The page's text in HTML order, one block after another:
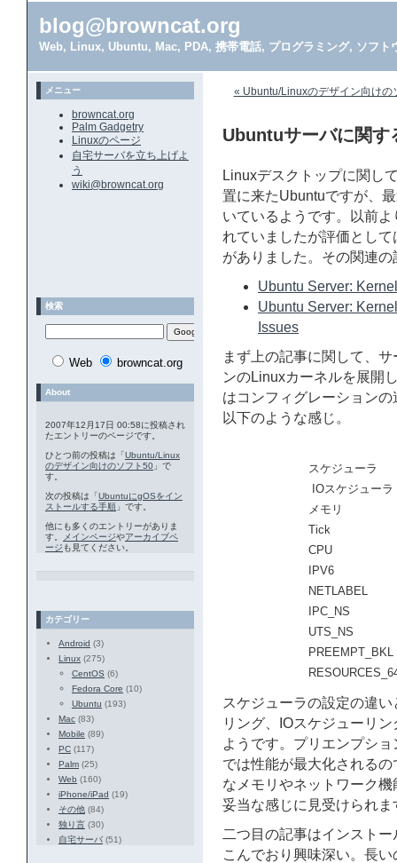
blog@browncat.org
Web, Linux, Ubuntu, Mac, PDA, 携帯電話, プログラミング, ソフト
« Ubuntu/Linuxのデザイン向けの
Ubuntuサーバに関す
Linuxデスクトップに関し
置に来たUbuntuですが、
いているようです。以前
れていましたが評価とし
がありました。その関連
Ubuntu Server:
Ubuntu Server:
Issues
まず上の記事に関して、
ンのLinuxカーネルを展開
はコンフィグレーション
以下のような感じ。
スケジューラ
IOスケジューラ
メモリ
Tick
CPU
IPV6
NETLABEL
IPC_NS
UTS_NS
PREEMPT_BKL
スケジューラの設定の違
リング、IOスケジューリ
ようです。プリエンプシ
では性能が最大化される
なメモリやネットワーク
妥当な感じに見受けられま
二つ目の記事はインスト
こんでおり興味深い。長
メニュー
browncat.org
Palm Gadgetry
Linuxのページ
自宅サーバを立ち上げよ
う
wiki@browncat.org
検索
Web browncat.org
About
2007年12月17日 00:58に投稿され
たエントリーのページです。
ひとつ前の投稿は「Ubuntu/Linux
のデザイン向けのソフト50 」で
す。
次の投稿は「UbuntuにgOSをイン
ストールする手順 」です。
他にも多くのエントリーがありま
す。
メインページやアーカイブペ
ージ も見てください。
カテゴリー
Android (3)
Linux (275)
CentOS (6)
Fedora Core (10)
Ubuntu (193)
Mac (83)
Mobile (89)
PC (117)
Palm (25)
Web (160)
iPhone/iPad (19)
その他 (84)
独り言 (30)
自宅サーバ (51)